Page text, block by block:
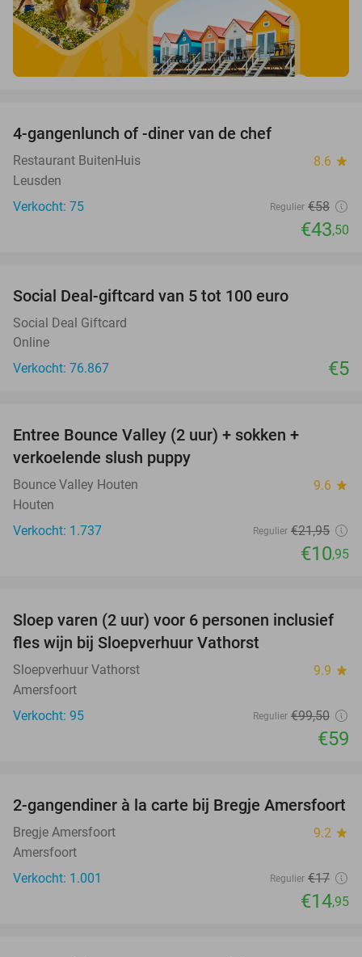
4-gangenlunch of -diner van de chef
Restaurant BuitenHuis 8.6 star
Leusden
Verkocht: 75
Regulier €58
€43,50
Social Deal-giftcard van 5 tot 100 euro
Social Deal Giftcard
Online
Verkocht: 76.867
€5
Entree Bounce Valley (2 uur) + sokken +
verkoelende slush puppy
Bounce Valley Houten 9.6 star
Houten
Verkocht: 1.737
Regulier €21,95
€10,95
41%
Sloep varen (2 uur) voor 6 personen inclusief
fles wijn bij Sloepverhuur Vathorst
Sloepverhuur Vathorst 9.9 star
Amersfoort
Verkocht: 95
Regulier €99,50
€59
12%
2-gangendiner à la carte bij Bregje Amersfoort
Bregje Amersfoort 9.2 star
Amersfoort
Verkocht: 1.001
Regulier €17
€14,95